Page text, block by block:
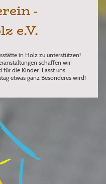
-
e.V.
in Holz zu unterstützen!
schaffen wir
die Kinder. Lasst uns
etwas ganz Besonderes wird!